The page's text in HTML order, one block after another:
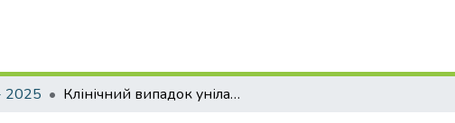
2025 Клінічний випадок унілатеральної мастектомії у кози